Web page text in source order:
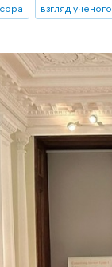
взгляд ученого